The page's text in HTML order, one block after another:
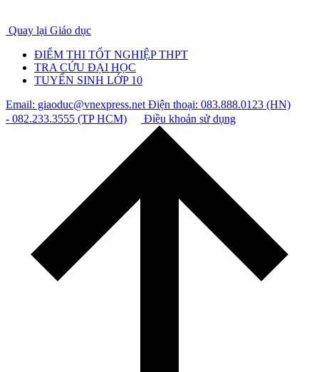
Quay lại Giáo dục
ĐIỂM THI TỐT NGHIỆP THPT
TRA CỨU ĐẠI HỌC
TUYỂN SINH LỚP 10
Email: giaoduc@vnexpress.netĐiện thoại: 083.888.0123 (HN)
- 082.233.3555 (TP HCM)
Điều khoản sử dụng